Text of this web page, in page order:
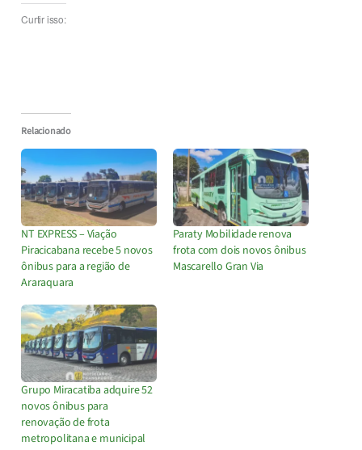
Curtir isso:
Relacionado
NT EXPRESS – Viação
Piracicabana recebe 5 novos
ônibus para a região de
Araraquara
Paraty Mobilidade renova
frota com dois novos ônibus
Mascarello Gran Via
Grupo Miracatiba adquire 52
novos ônibus para
renovação de frota
metropolitana e municipal